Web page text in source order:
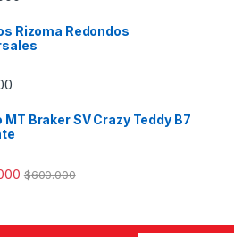
Rizoma Redondos
MT Braker SV Crazy Teddy B7
$600.000